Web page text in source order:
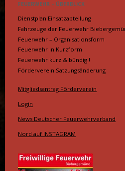
FEUERWEHR – ÜBERBLICK
Dienstplan Einsatzabteilung
Fahrzeuge der Feuerwehr
Feuerwehr – Organisationsform
Feuerwehr in Kurzform
Feuerwehr kurz & bündig !
Förderverein Satzungsänderung
Mitgliedsantrag Förderverein
Login
News Deutscher Feuerwehrverband
Nord auf INSTAGRAM